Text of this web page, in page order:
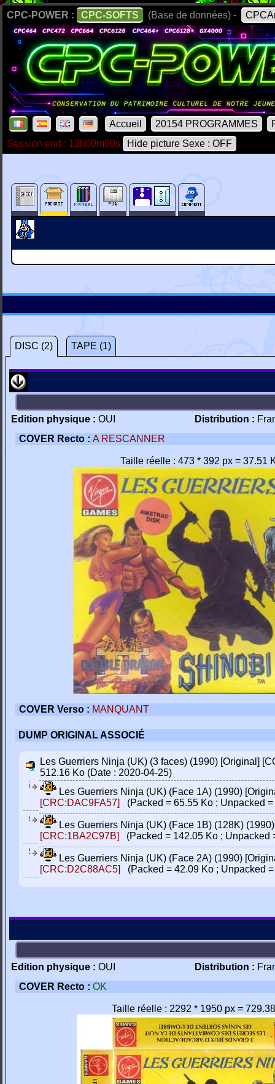
CPC-POWER : CPC-SOFTS (Base de données) -
Accueil 20154 PROGRAMMES
Session end : 12h00m00s
Hide picture Sexe : OFF
DISC (2) TAPE (1)
Edition physique : OUI Distribution :
COVER Recto : A RESCANNER
Taille réelle : 473 * 392 px = 37.51
COVER Verso : MANQUANT
DUMP ORIGINAL ASSOCIÉ
Les Guerriers Ninja (UK) (3 faces) (1990) [Original]
512.16 Ko (Date : 2020-04-25)
Les Guerriers Ninja (UK) (Face 1A) (1990)
[CRC:DAC9FA57]
(Packed = 65.55 Ko ; Unpacked
Les Guerriers Ninja (UK) (Face 1B) (128K)
[CRC:1BA2C97B]
(Packed = 142.05 Ko ; Unpacked
Les Guerriers Ninja (UK) (Face 2A) (1990)
[CRC:D2C88AC5]
(Packed = 42.09 Ko ; Unpacked
Edition physique : OUI Distribution :
COVER Recto : OK
Taille réelle : 2292 * 1950 px =